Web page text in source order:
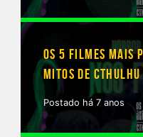
OS 5 FILMES MAIS
MITOS DE CTHULHU
Postado há 7 anos